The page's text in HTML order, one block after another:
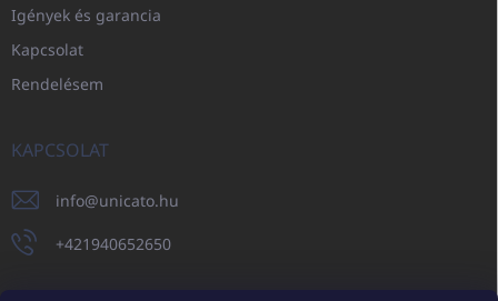
Igények és garancia
Kapcsolat
Rendelésem
KAPCSOLAT
info@unicato.hu
+421940652650